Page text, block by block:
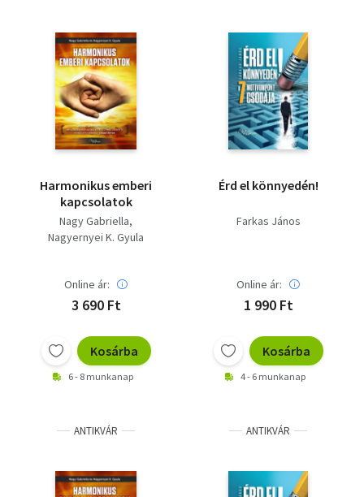
Harmonikus emberi
kapcsolatok
Nagy Gabriella
Nagyernyei K. Gyula
Online ár:
3 690 Ft
Kosárba
6 - 8 munkanap
Érd el könnyedén!
Farkas János
Online ár:
1 990 Ft
Kosárba
4 - 6 munkanap
ANTIKVÁR ANTIKVÁR